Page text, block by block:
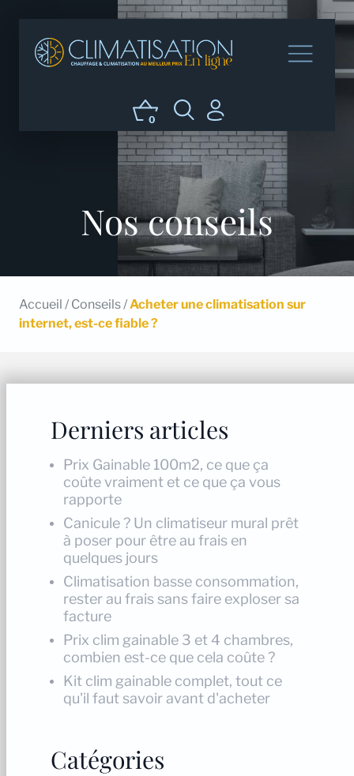
0
Nos conseils
Accueil / Conseils/Acheter une climatisation sur
internet, est-ce fiable ?
Derniers articles
Prix Gainable 100m2, ce que ça
coûte vraiment et ce que ça vous
rapporte
Canicule ? Un climatiseur mural prêt
à poser pour être au frais en
quelques jours
Climatisation basse consommation,
rester au frais sans faire exploser sa
facture
Prix clim gainable 3 et 4 chambres,
combien est-ce que cela coûte ?
Kit clim gainable complet, tout ce
qu'il faut savoir avant d'acheter
Catégories